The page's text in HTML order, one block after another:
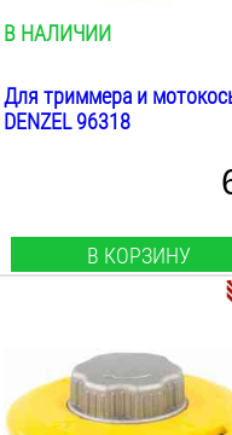
В НАЛИЧИИ
Для триммера и
DENZEL 96318
В КОРЗИНУ